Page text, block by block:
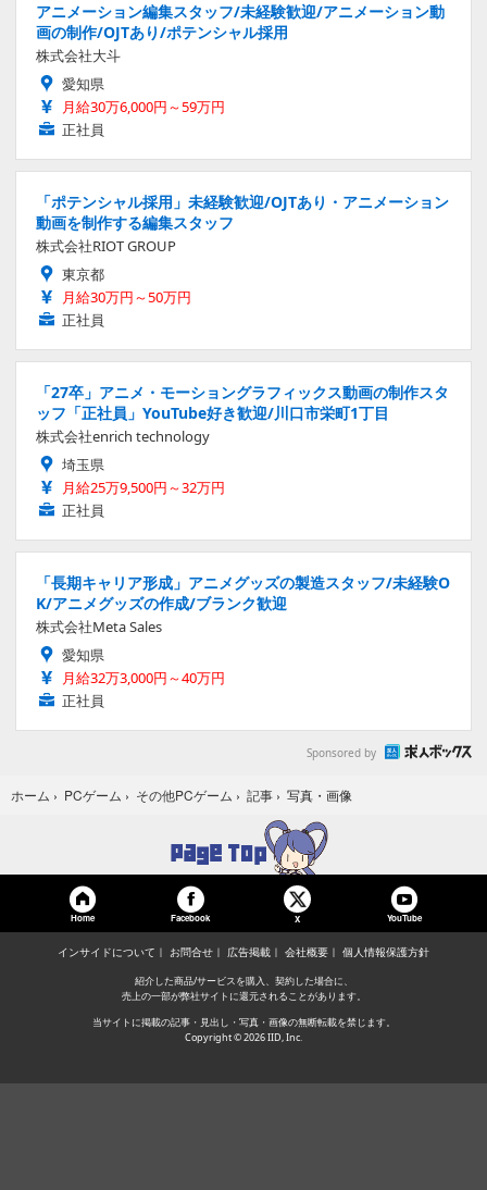
アニメーション編集スタッフ/未経験歓迎/アニメーション動
画の制作/OJTあり/ポテンシャル採用
株式会社大斗
愛知県
月給30万6,000円～59万円
正社員
「ポテンシャル採用」未経験歓迎/OJTあり・アニメーション
動画を制作する編集スタッフ
株式会社RIOT GROUP
東京都
月給30万円～50万円
正社員
「27卒」アニメ・モーショングラフィックス動画の制作スタ
ッフ「正社員」YouTube好き歓迎/川口市栄町1丁目
株式会社enrich technology
埼玉県
月給25万9,500円～32万円
正社員
「長期キャリア形成」アニメグッズの製造スタッフ/未経験O
K/アニメグッズの作成/ブランク歓迎
株式会社Meta Sales
愛知県
月給32万3,000円～40万円
正社員
Sponsored by
ホーム › PCゲーム › その他PCゲーム › 記事 › 写真・画像
Home Facebook X YouTube
インサイドについて お問合せ 広告掲載 会社概要 個人情報保護方針
紹介した商品/サービスを購入、契約した場合に、
売上の一部が弊社サイトに還元されることがあります。
当サイトに掲載の記事・見出し・写真・画像の無断転載を禁じます。
Copyright © 2026 IID, Inc.